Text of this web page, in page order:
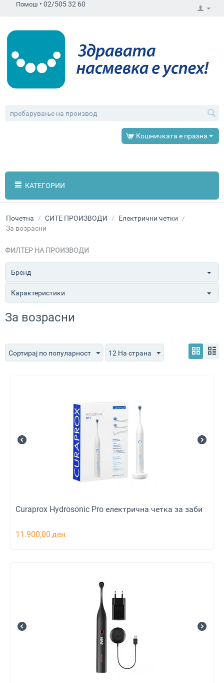
Помош • 02/505 32 60
Кошничката е празна
КАТЕГОРИИ
Почетна / СИТЕ ПРОИЗВОДИ / Електрични четки /
За возрасни
ФИЛТЕР НА ПРОИЗВОДИ
Бренд
Карактеристики
За возрасни
Сортирај по популарност 12 На страна
Curaprox Hydrosonic Pro електрична четка за заби
11.900,00 ден